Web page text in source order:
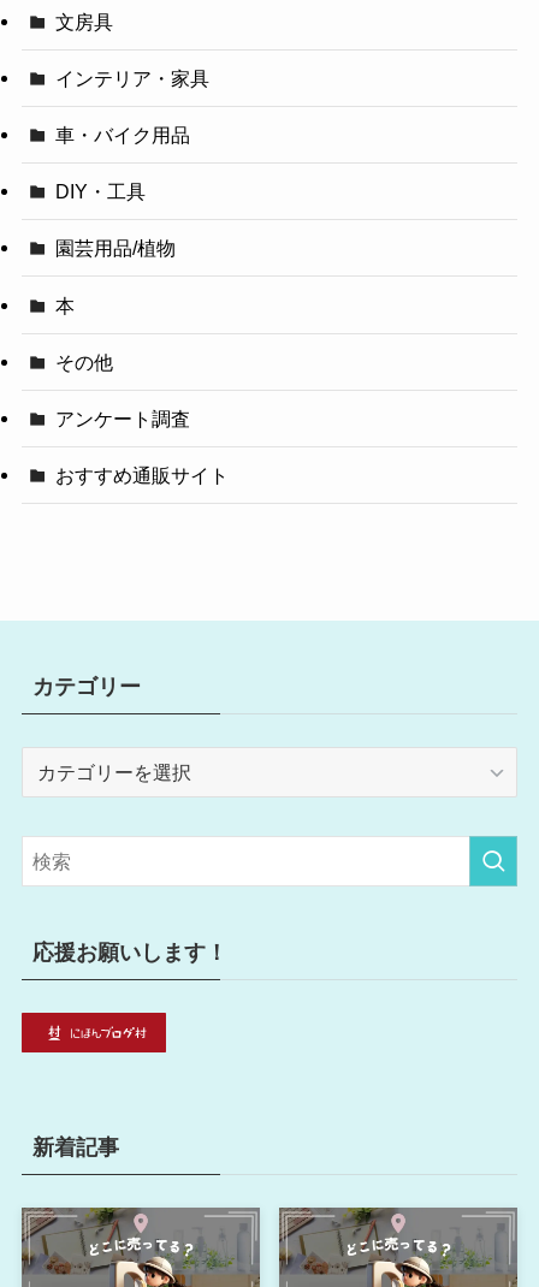
文房具
インテリア・家具
車・バイク用品
DIY・工具
園芸用品/植物
本
その他
アンケート調査
おすすめ通販サイト
カテゴリー
リ
ー
応援お願いします！
新着記事